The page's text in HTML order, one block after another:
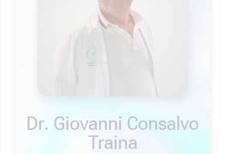
Dr. Giovanni Consalvo
Traina